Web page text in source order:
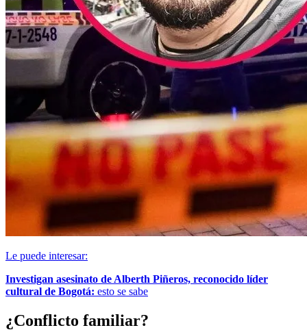
Le puede interesar:
Investigan asesinato de Alberth Piñeros, reconocido líder
cultural de Bogotá: esto se sabe
¿Conflicto familiar?